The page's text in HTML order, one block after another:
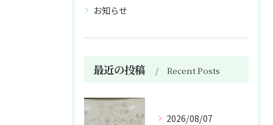
お知らせ
最近の投稿 Recent Posts
2026/08/07